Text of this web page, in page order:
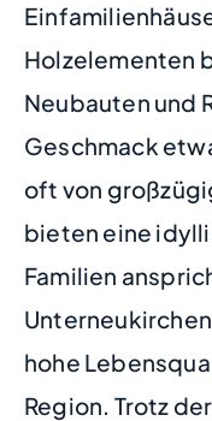
Holzelementen
Neubauten und
Geschmack
oft von
bieten eine
Familien
hohe
Region. Trotz